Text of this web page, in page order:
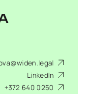
LinkedIn
+372 640 0250